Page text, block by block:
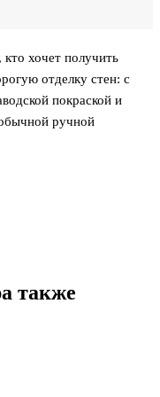
хочет получить
отделку стен: с
покраской и
ручной
также